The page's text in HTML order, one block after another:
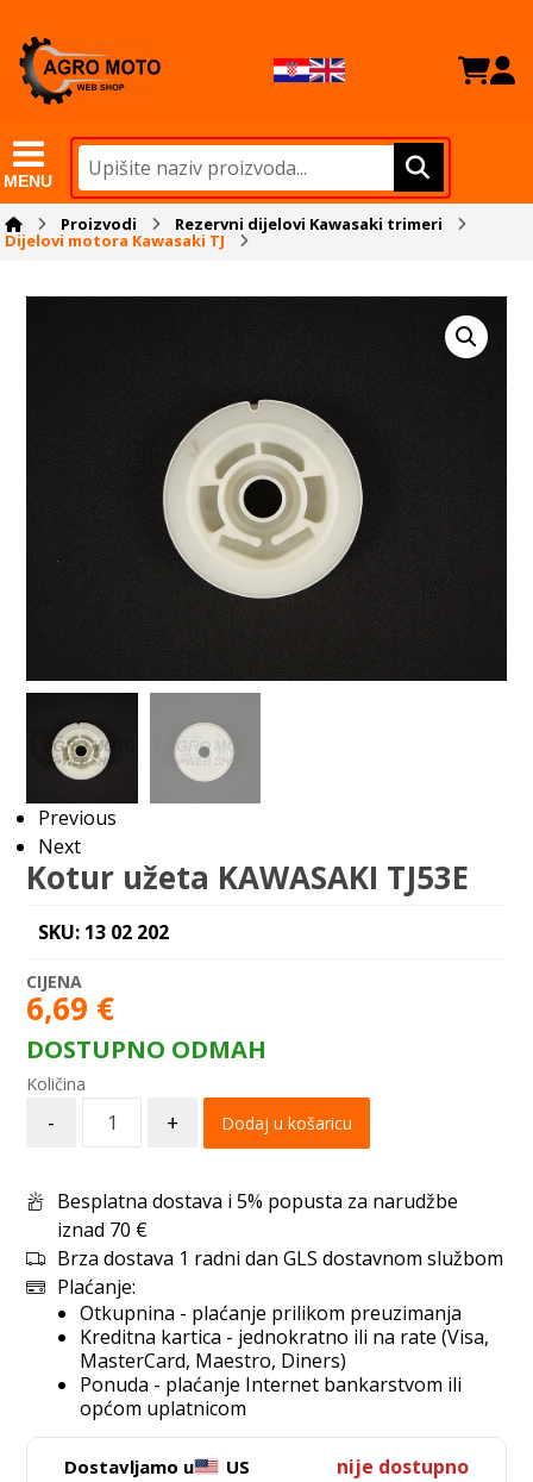
MENU
Proizvodi Rezervni dijelovi Kawasaki trimeri
Dijelovi motora Kawasaki TJ
Previous
Next
Kotur užeta KAWASAKI TJ53E
SKU: 13 02 202
6,69 €
DOSTUPNO ODMAH
- + Dodaj u košaricu
Besplatna dostava i 5% popusta za narudžbe
iznad 70 €
Brza dostava 1 radni dan GLS dostavnom službom
Plaćanje:
Otkupnina - plaćanje prilikom preuzimanja
Kreditna kartica - jednokratno ili na rate (Visa,
MasterCard, Maestro, Diners)
Ponuda - plaćanje Internet bankarstvom ili
općom uplatnicom
Dostavljamo u US
nije dostupno